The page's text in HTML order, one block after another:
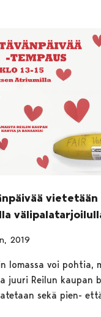
vietetään
2019
lomassa voi pohtia,
juuri Reilun kaupan
sekä pien-